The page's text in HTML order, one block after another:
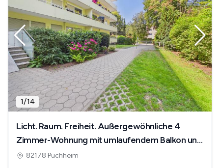
1/14
Licht. Raum. Freiheit. Außergewöhnliche 4
Zimmer-Wohnung mit umlaufendem Balkon und
viel Potenzial
82178 Puchheim